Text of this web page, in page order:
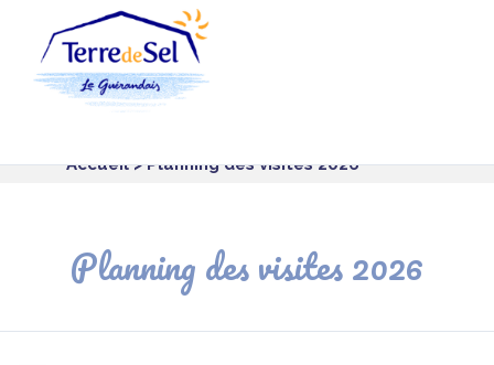
Accueil> Planning des visites 2026
Planning des visites 2026
Panneau de gestion des cookies